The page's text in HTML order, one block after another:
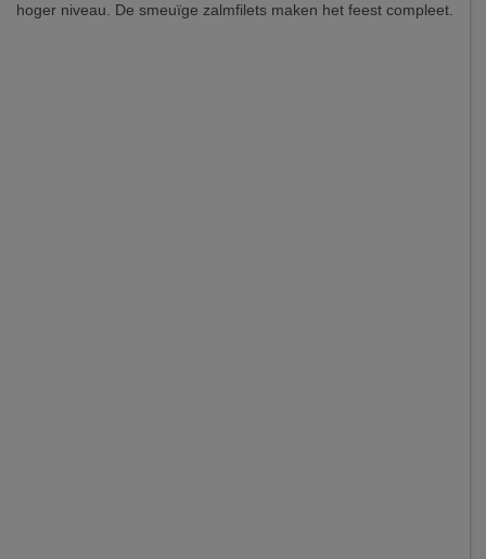
hoger niveau. De smeuïge zalmfilets maken het feest compleet.